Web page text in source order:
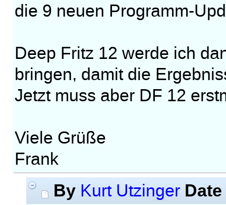
die 9 neuen Programm-
Deep Fritz 12 werde ich
bringen, damit die
Jetzt muss aber DF 12
Viele Grüße
Frank
By Kurt Utzinger Date